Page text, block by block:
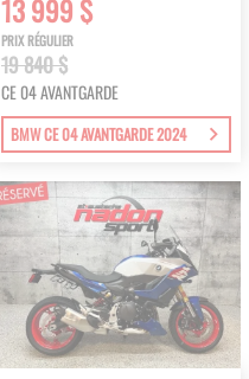
13 999 $
PRIX RÉGULIER
19 840 $
CE 04 AVANTGARDE
BMW CE 04 AVANTGARDE 2024